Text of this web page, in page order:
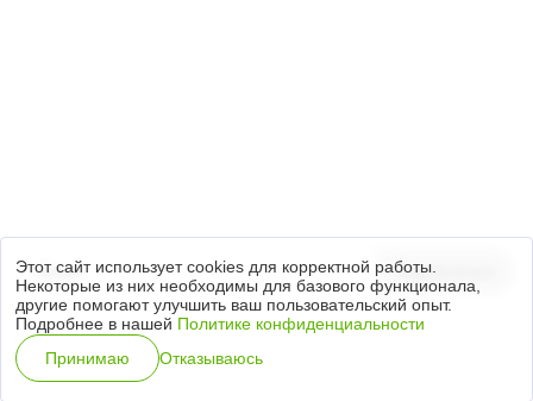
Подписаться
Специальная оценка условий труда
Политика персональных данных
Этот сайт использует cookies для корректной работы.
Некоторые из них необходимы для базового функционала,
другие помогают улучшить ваш пользовательский опыт.
Подробнее в нашей Политике конфиденциальности
Принимаю
Отказываюсь